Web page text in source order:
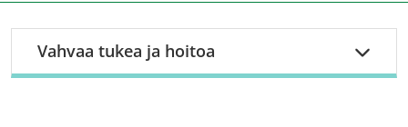
Vahvaa tukea ja hoitoa